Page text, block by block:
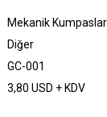
Mekanik Kumpaslar
Diğer
GC-001
3,80 USD + KDV